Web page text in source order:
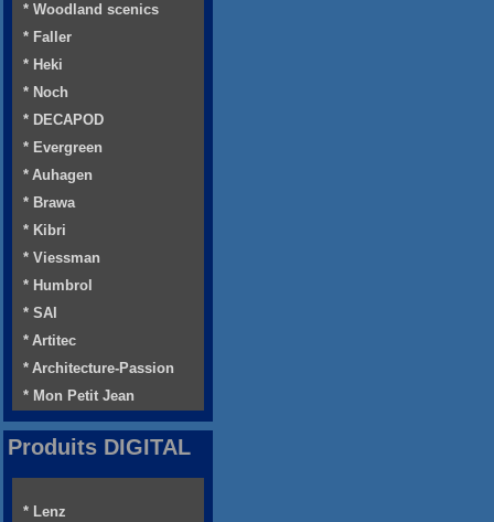
* Woodland scenics
* Faller
* Heki
* Noch
* DECAPOD
* Evergreen
* Auhagen
* Brawa
* Kibri
* Viessman
* Humbrol
* SAI
* Artitec
* Architecture-Passion
* Mon Petit Jean
Produits DIGITAL
* Lenz